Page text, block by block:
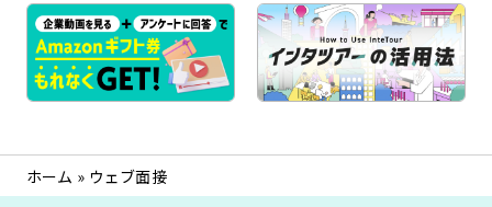
ホーム » ウェブ面接